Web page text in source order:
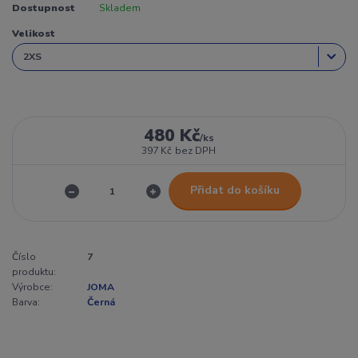
Dostupnost Skladem
Velikost
480 Kč/ks
397 Kč bez DPH
Přidat do košíku
Číslo
produktu:
7
Výrobce:
JOMA
Barva:
Černá